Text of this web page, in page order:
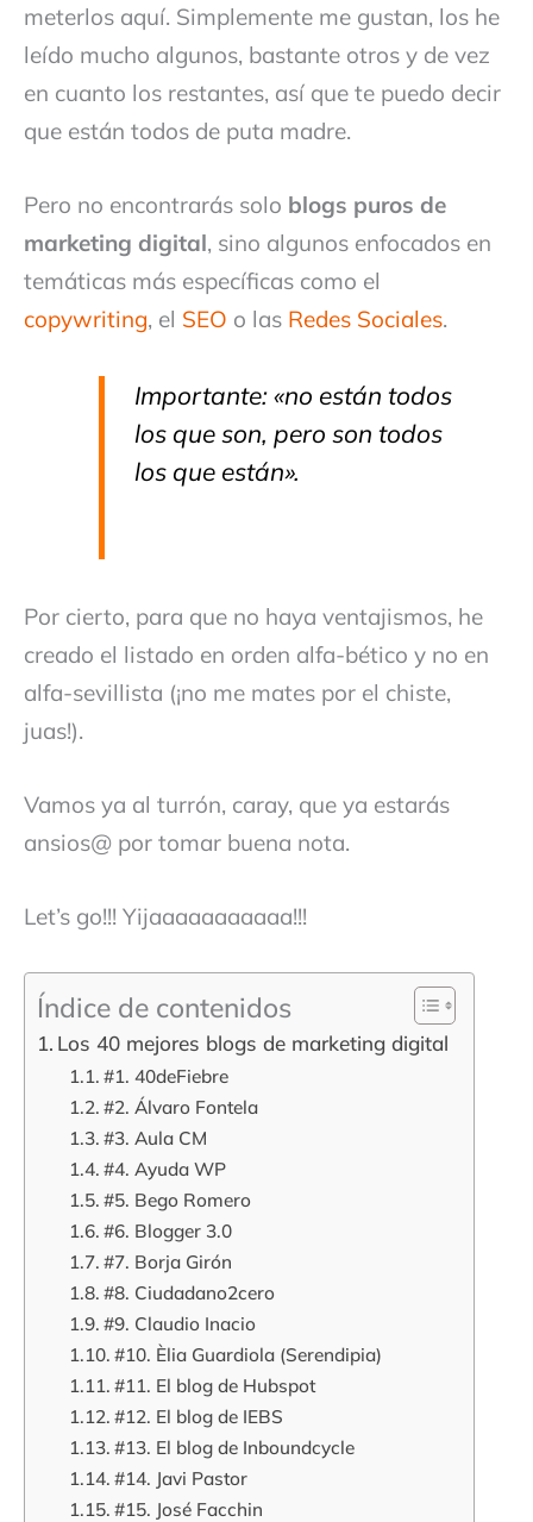
meterlos aquí. Simplemente me gustan, los he
leído mucho algunos, bastante otros y de vez
en cuanto los restantes, así que te puedo decir
que están todos de puta madre.
Pero no encontrarás solo blogs puros de
marketing digital, sino algunos enfocados en
temáticas más específicas como el
copywriting, el SEO o las Redes Sociales.
Importante: «no están todos
los que son, pero son todos
los que están».
Por cierto, para que no haya ventajismos, he
creado el listado en orden alfa-bético y no en
alfa-sevillista (¡no me mates por el chiste,
juas!).
Vamos ya al turrón, caray, que ya estarás
ansios@ por tomar buena nota.
Let’s go!!! Yijaaaaaaaaaaa!!!
Índice de contenidos
Los 40 mejores blogs de marketing digital
#1. 40deFiebre
#2. Álvaro Fontela
#3. Aula CM
#4. Ayuda WP
#5. Bego Romero
#6. Blogger 3.0
#7. Borja Girón
#8. Ciudadano2cero
#9. Claudio Inacio
#10. Èlia Guardiola (Serendipia)
#11. El blog de Hubspot
#12. El blog de IEBS
#13. El blog de Inboundcycle
#14. Javi Pastor
#15. José Facchin